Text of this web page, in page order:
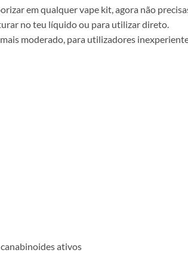
em qualquer vape kit, agora não
no teu líquido ou para utilizar direto.
moderado, para utilizadores
ativos